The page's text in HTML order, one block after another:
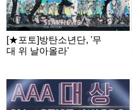
[★포토]방탄소년단, '무
대 위 날아올라'